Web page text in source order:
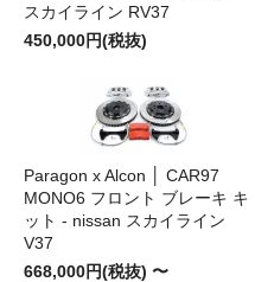
スカイライン RV37
450,000円(税抜)
Paragon x Alcon │ CAR97
MONO6 フロント ブレーキ キ
ット - nissan スカイライン
V37
668,000円(税抜) 〜